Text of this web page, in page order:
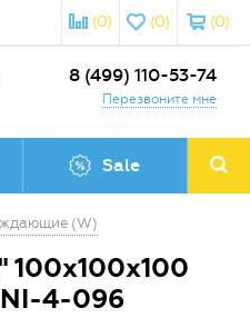
(0)
(0)
(0)
8 (499) 110-53-74
Перезвоните мне
Sale
(W)
4-096